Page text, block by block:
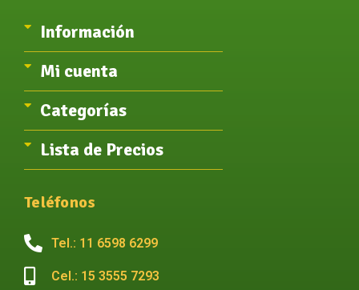
Información
Mi cuenta
Categorías
Lista de Precios
Teléfonos
Tel.: 11 6598 6299
Cel.: 15 3555 7293